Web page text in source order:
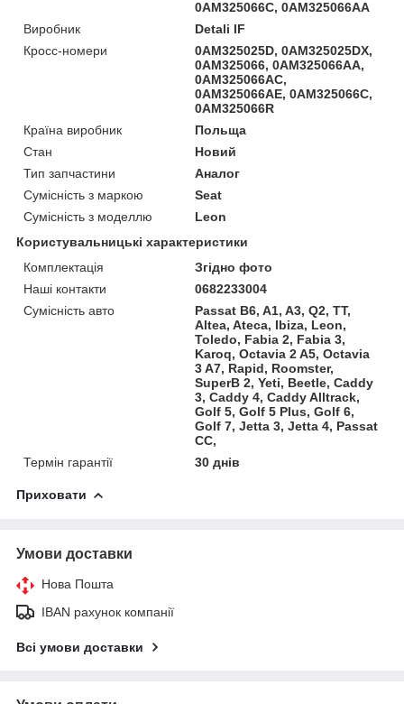
0AM325066C, 0AM325066AA
Виробник
Detali IF
Кросс-номери
0AM325025D, 0AM325025DX,
0AM325066, 0AM325066AA,
0AM325066AC,
0AM325066AE, 0AM325066C,
0AM325066R
Країна виробник
Польща
Стан
Новий
Тип запчастини
Аналог
Сумісність з маркою
Seat
Сумісність з моделлю
Leon
Користувальницькі характеристики
Комплектація
Згідно фото
Наші контакти
0682233004
Сумісність авто
Passat B6, A1, A3, Q2, TT,
Altea, Ateca, Ibiza, Leon,
Toledo, Fabia 2, Fabia 3,
Karoq, Octavia 2 A5, Octavia
3 A7, Rapid, Roomster,
SuperB 2, Yeti, Beetle, Caddy
3, Caddy 4, Caddy Alltrack,
Golf 5, Golf 5 Plus, Golf 6,
Golf 7, Jetta 3, Jetta 4, Passat
CC,
Термін гарантії
30 днів
Приховати
Умови доставки
Нова Пошта
IBAN рахунок компанії
Всі умови доставки